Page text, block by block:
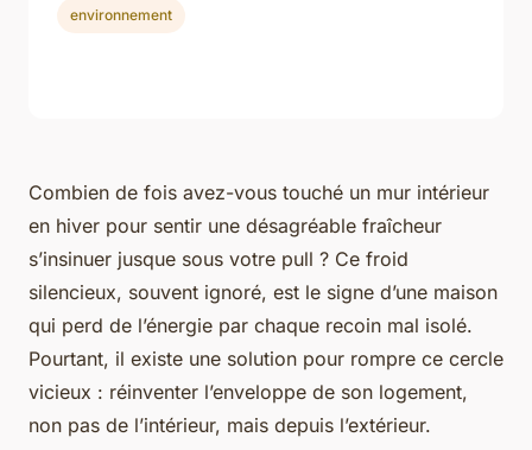
Combien de fois avez-vous touché un mur intérieur
en hiver pour sentir une désagréable fraîcheur
s’insinuer jusque sous votre pull ? Ce froid
silencieux, souvent ignoré, est le signe d’une maison
qui perd de l’énergie par chaque recoin mal isolé.
Pourtant, il existe une solution pour rompre ce cercle
vicieux : réinventer l’enveloppe de son logement,
non pas de l’intérieur, mais depuis l’extérieur.
environnement